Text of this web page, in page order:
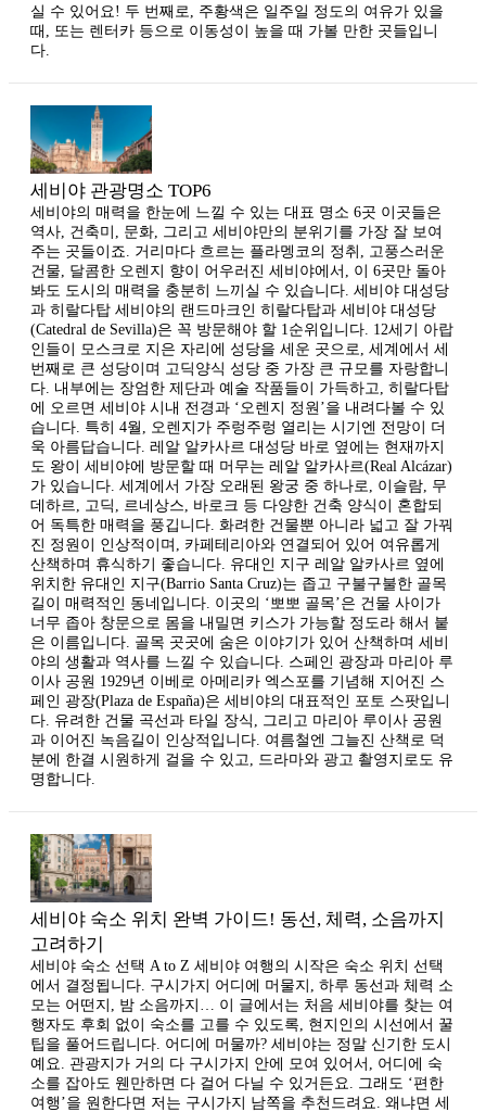
실 수 있어요! 두 번째로, 주황색은 일주일 정도의 여유가 있을
때, 또는 렌터카 등으로 이동성이 높을 때 가볼 만한 곳들입니
다.
세비야 관광명소 TOP6
세비야의 매력을 한눈에 느낄 수 있는 대표 명소 6곳 이곳들은
역사, 건축미, 문화, 그리고 세비야만의 분위기를 가장 잘 보여
주는 곳들이죠. 거리마다 흐르는 플라멩코의 정취, 고풍스러운
건물, 달콤한 오렌지 향이 어우러진 세비야에서, 이 6곳만 돌아
봐도 도시의 매력을 충분히 느끼실 수 있습니다. 세비야 대성당
과 히랄다탑 세비야의 랜드마크인 히랄다탑과 세비야 대성당
(Catedral de Sevilla)은 꼭 방문해야 할 1순위입니다. 12세기 아랍
인들이 모스크로 지은 자리에 성당을 세운 곳으로, 세계에서 세
번째로 큰 성당이며 고딕양식 성당 중 가장 큰 규모를 자랑합니
다. 내부에는 장엄한 제단과 예술 작품들이 가득하고, 히랄다탑
에 오르면 세비야 시내 전경과 ‘오렌지 정원’을 내려다볼 수 있
습니다. 특히 4월, 오렌지가 주렁주렁 열리는 시기엔 전망이 더
욱 아름답습니다. 레알 알카사르 대성당 바로 옆에는 현재까지
도 왕이 세비야에 방문할 때 머무는 레알 알카사르(Real Alcázar)
가 있습니다. 세계에서 가장 오래된 왕궁 중 하나로, 이슬람, 무
데하르, 고딕, 르네상스, 바로크 등 다양한 건축 양식이 혼합되
어 독특한 매력을 풍깁니다. 화려한 건물뿐 아니라 넓고 잘 가꿔
진 정원이 인상적이며, 카페테리아와 연결되어 있어 여유롭게
산책하며 휴식하기 좋습니다. 유대인 지구 레알 알카사르 옆에
위치한 유대인 지구(Barrio Santa Cruz)는 좁고 구불구불한 골목
길이 매력적인 동네입니다. 이곳의 ‘뽀뽀 골목’은 건물 사이가
너무 좁아 창문으로 몸을 내밀면 키스가 가능할 정도라 해서 붙
은 이름입니다. 골목 곳곳에 숨은 이야기가 있어 산책하며 세비
야의 생활과 역사를 느낄 수 있습니다. 스페인 광장과 마리아 루
이사 공원 1929년 이베로 아메리카 엑스포를 기념해 지어진 스
페인 광장(Plaza de España)은 세비야의 대표적인 포토 스팟입니
다. 유려한 건물 곡선과 타일 장식, 그리고 마리아 루이사 공원
과 이어진 녹음길이 인상적입니다. 여름철엔 그늘진 산책로 덕
분에 한결 시원하게 걸을 수 있고, 드라마와 광고 촬영지로도 유
명합니다.
세비야 숙소 위치 완벽 가이드! 동선, 체력, 소음까지
고려하기
세비야 숙소 선택 A to Z 세비야 여행의 시작은 숙소 위치 선택
에서 결정됩니다. 구시가지 어디에 머물지, 하루 동선과 체력 소
모는 어떤지, 밤 소음까지… 이 글에서는 처음 세비야를 찾는 여
행자도 후회 없이 숙소를 고를 수 있도록, 현지인의 시선에서 꿀
팁을 풀어드립니다. 어디에 머물까? 세비야는 정말 신기한 도시
예요. 관광지가 거의 다 구시가지 안에 모여 있어서, 어디에 숙
소를 잡아도 웬만하면 다 걸어 다닐 수 있거든요. 그래도 ‘편한
여행’을 원한다면 저는 구시가지 남쪽을 추천드려요. 왜냐면 세